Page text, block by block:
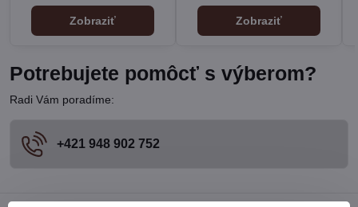
Zobraziť Zobraziť
Potrebujete pomôcť s výberom?
Radi Vám poradíme:
+421 948 902 752